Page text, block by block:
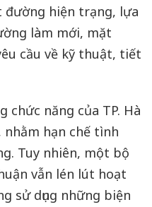
đường hiện trạng, lựa
làm mới, mặt
cầu về kỹ thuật, tiết
chức năng của TP. Hà
nhằm hạn chế tình
Tuy nhiên, một bộ
vẫn lén lút hoạt
sử dụng những biện